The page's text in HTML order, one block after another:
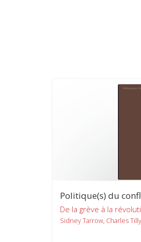
Politique(s) du
De la grève à la
Sidney Tarrow, Charles Tilly